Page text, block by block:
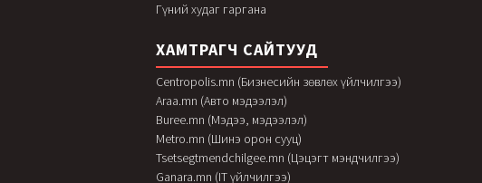
Гүний худаг гаргана
ХАМТРАГЧ САЙТУУД
Centropolis.mn (Бизнесийн зөвлөх үйлчилгээ)
Araa.mn (Авто мэдээлэл)
Buree.mn (Мэдээ, мэдээлэл)
Metro.mn (Шинэ орон сууц)
Tsetsegtmendchilgee.mn (Цэцэгт мэндчилгээ)
Ganara.mn (IT үйлчилгээ)